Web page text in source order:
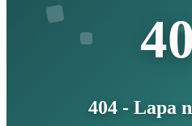
40
404 - Lapa